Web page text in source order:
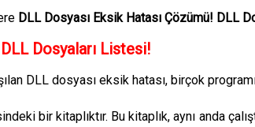
DLL Dosyası Eksik Hatası Çözümü! DLL
Dosyaları Listesi!
DLL dosyası eksik hatası, birçok
bir kitaplıktır. Bu kitaplık, aynı anda